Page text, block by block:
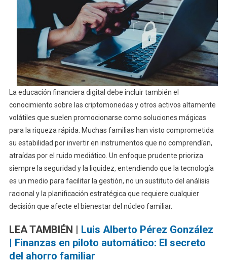
La educación financiera digital debe incluir también el
conocimiento sobre las criptomonedas y otros activos altamente
volátiles que suelen promocionarse como soluciones mágicas
para la riqueza rápida. Muchas familias han visto comprometida
su estabilidad por invertir en instrumentos que no comprendían,
atraídas por el ruido mediático. Un enfoque prudente prioriza
siempre la seguridad y la liquidez, entendiendo que la tecnología
es un medio para facilitar la gestión, no un sustituto del análisis
racional y la planificación estratégica que requiere cualquier
decisión que afecte el bienestar del núcleo familiar.
LEA TAMBIÉN |
Luis Alberto Pérez González
| Finanzas en piloto automático: El secreto
del ahorro familiar